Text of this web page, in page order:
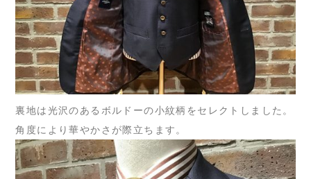
裏地は光沢のあるボルドーの小紋柄をセレクトしました。
角度により華やかさが際立ちます。